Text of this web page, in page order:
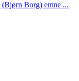
Borg) emne ...